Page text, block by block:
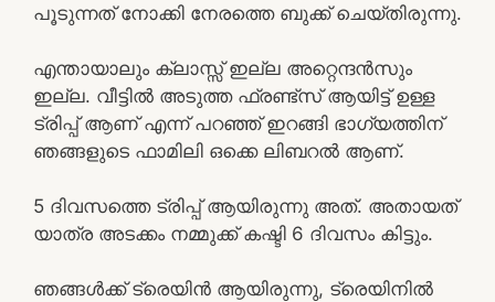
പൂടുന്നത് നോക്കി നേരത്തെ ബുക്ക് ചെയ്തിരുന്നു.
എന്തായാലും ക്ലാസ്സ് ഇല്ല അറ്റെന്ദൻസും
ഇല്ല. വീട്ടിൽ അടുത്ത ഫ്രണ്ട്സ് ആയിട്ട് ഉള്ള
ട്രിപ്പ് ആണ് എന്ന് പറഞ്ഞ് ഇറങ്ങി ഭാഗ്യത്തിന്
ഞങ്ങളുടെ ഫാമിലി ഒക്കെ ലിബറൽ ആണ്.
5 ദിവസത്തെ ട്രിപ്പ് ആയിരുന്നു അത്. അതായത്
യാത്ര അടക്കം നമ്മുക്ക് കഷ്ടി 6 ദിവസം കിട്ടും.
ഞങ്ങൾക്ക് ട്രെയിൻ ആയിരുന്നു, ട്രെയിനിൽ